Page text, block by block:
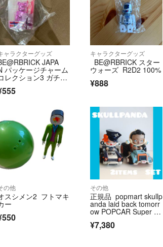
ャラクターグッズ
JAPA
パッケージチャーム
レクション3 ガチャ
ガチャ キーホルダ
ガチャ key holder
キャラクターグッズ
BE@RBRICK スター
ウォーズ R2D2 100%
¥888
の他
スシメン2 フトマキ
ー
その他
正規品 popmart skullp
anda laid back tomorr
ow POPCAR Super Tr
¥7,380